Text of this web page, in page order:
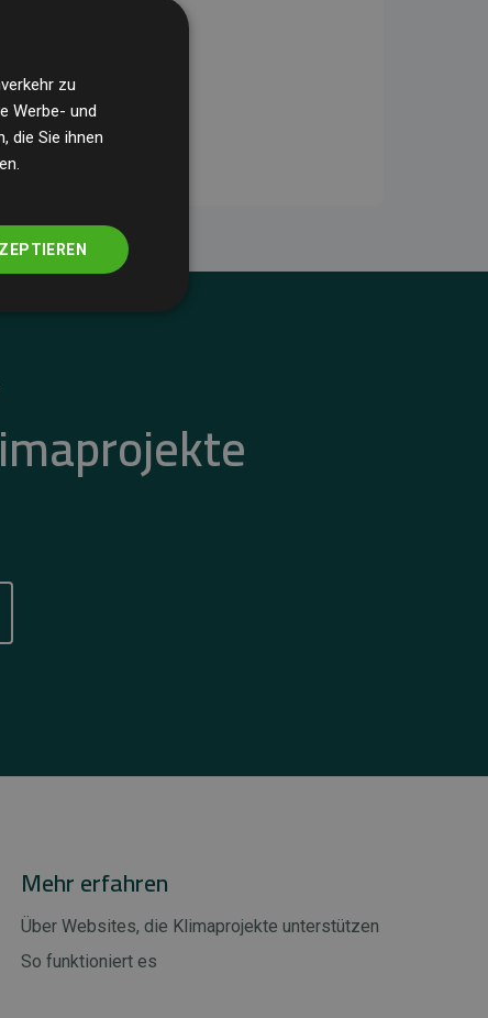
Mehr erfahren
Über Websites, die Klimaprojekte unterstützen
So funktioniert es
zu
Werbe- und
die Sie ihnen